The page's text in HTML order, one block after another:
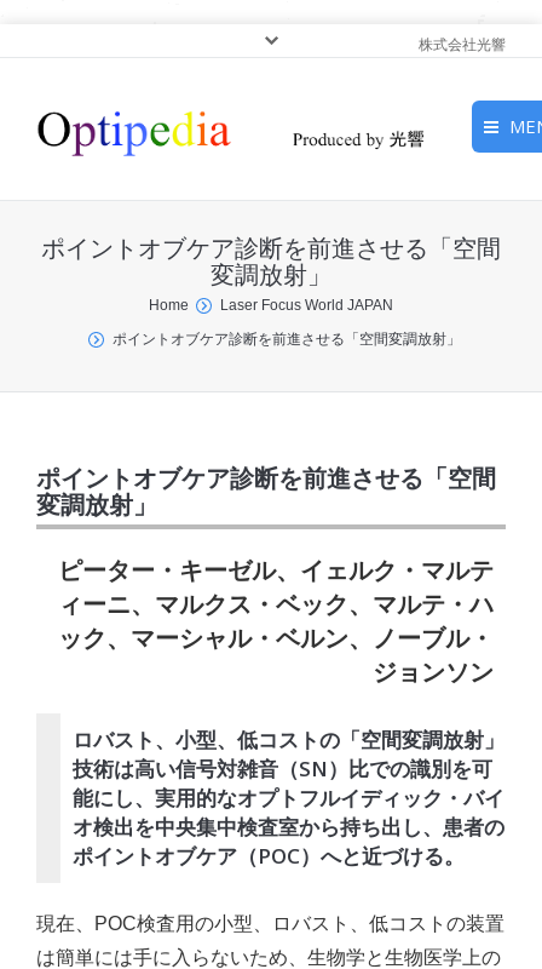
株式会社光響
ピックアップ
サービス
ポイントオブケア診断を前進させる「空間
変調放射」
You are here:Home
Laser Focus World JAPAN
ポイントオブケア診断を前進させる「空間変調放射」
ポイントオブケア診断を前進させる「空間
変調放射」
ピーター・キーゼル、イェルク・マルテ
ィーニ、マルクス・ベック、マルテ・ハ
ック、マーシャル・ベルン、ノーブル・
ジョンソン
ロバスト、小型、低コストの「空間変調放射」
技術は高い信号対雑音（SN）比での識別を可
能にし、実用的なオプトフルイディック・バイ
オ検出を中央集中検査室から持ち出し、患者の
ポイントオブケア（POC）へと近づける。
現在、POC検査用の小型、ロバスト、低コストの装置
は簡単には手に入らないため、生物学と生物医学上の